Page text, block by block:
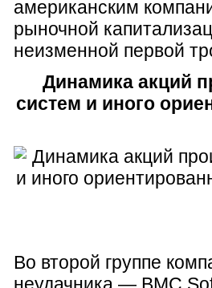
американским
рыночной
неизменной первой
Динамика акций
систем и иного
Во второй группе